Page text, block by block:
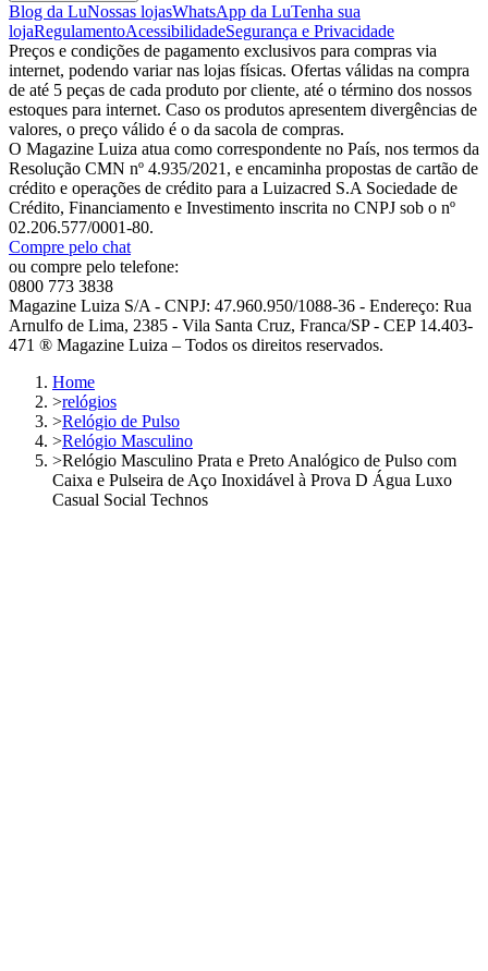
Blog da LuNossas lojasWhatsApp da LuTenha sua
lojaRegulamentoAcessibilidadeSegurança e Privacidade
Preços e condições de pagamento exclusivos para compras via
internet, podendo variar nas lojas físicas. Ofertas válidas na compra
de até 5 peças de cada produto por cliente, até o término dos nossos
estoques para internet. Caso os produtos apresentem divergências de
valores, o preço válido é o da sacola de compras.
O Magazine Luiza atua como correspondente no País, nos termos da
Resolução CMN nº 4.935/2021, e encaminha propostas de cartão de
crédito e operações de crédito para a Luizacred S.A Sociedade de
Crédito, Financiamento e Investimento inscrita no CNPJ sob o nº
02.206.577/0001-80.
Compre pelo chat
ou compre pelo telefone:
0800 773 3838
Magazine Luiza S/A - CNPJ: 47.960.950/1088-36 - Endereço: Rua
Arnulfo de Lima, 2385 - Vila Santa Cruz, Franca/SP - CEP 14.403-
471 ® Magazine Luiza – Todos os direitos reservados.
Home
>relógios
>Relógio de Pulso
>Relógio Masculino
>Relógio Masculino Prata e Preto Analógico de Pulso com
Caixa e Pulseira de Aço Inoxidável à Prova D Água Luxo
Casual Social Technos